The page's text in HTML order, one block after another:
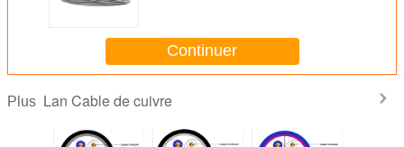
Continuer
Plus Lan Cable de cuivre